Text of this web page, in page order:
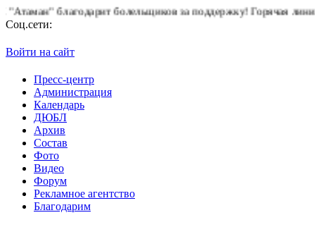
благодарит болельщиков за поддержку!Горячая линия "БК
Соц.сети:
Войти на сайт
Пресс-центр
Администрация
Календарь
ДЮБЛ
Архив
Состав
Фото
Видео
Форум
Рекламное агентство
Благодарим